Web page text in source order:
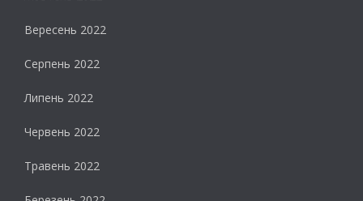
Вересень 2022
Серпень 2022
Липень 2022
Червень 2022
Травень 2022